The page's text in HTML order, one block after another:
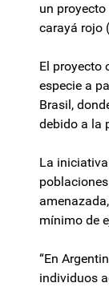
un
carayá rojo
El proyecto
especie a
Brasil,
debido a la
La
mínimo de
“En
individuos